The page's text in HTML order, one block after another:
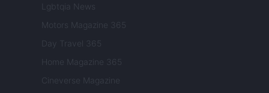
Lgbtqia News
Motors Magazine 365
Day Travel 365
Home Magazine 365
Cineverse Magazine